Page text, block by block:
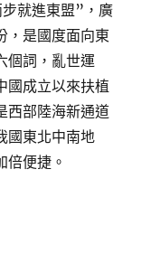
就進東盟”，廣
，是國度面向東
個詞，亂世運
國成立以來扶植
西部陸海新通道
國東北中南地
倍便捷。